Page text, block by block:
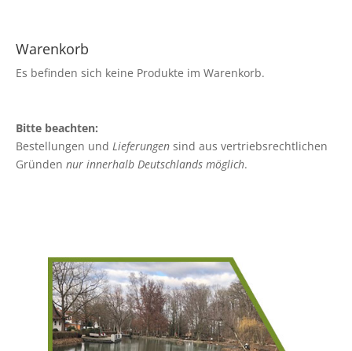
Warenkorb
Es befinden sich keine Produkte im Warenkorb.
Bitte beachten:
Bestellungen und Lieferungen sind aus vertriebsrechtlichen
Gründen nur innerhalb Deutschlands möglich.